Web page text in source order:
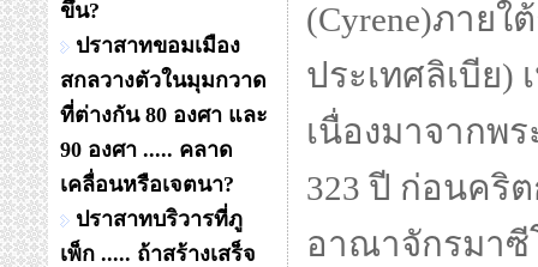
ขึ้น?
ปราสาทขอมเมือง
สกลวางตัวในมุมกวาด
ที่ต่างกัน 80 องศา และ
90 องศา ..... คลาด
เคลื่อนหรือเจตนา?
ปราสาทบริวารที่ภู
เพ็ก ..... ถ้าสร้างเสร็จ
(Cyrene)ภาย
ประเทศลิเบีย
เนื่องมาจากพ
323 ปี ก่อนคริ
อาณาจักรมาซี